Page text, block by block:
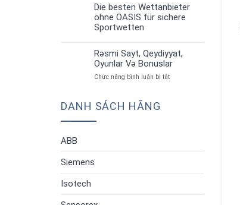
Strategiyalar”
Die besten Wettanbieter
ohne OASIS für sichere
Sportwetten
Rəsmi Sayt, Qeydiyyat,
Oyunlar Və Bonuslar
Chức năng bình luận bị tắtở
DANH SÁCH HÃNG
ABB
Siemens
Isotech